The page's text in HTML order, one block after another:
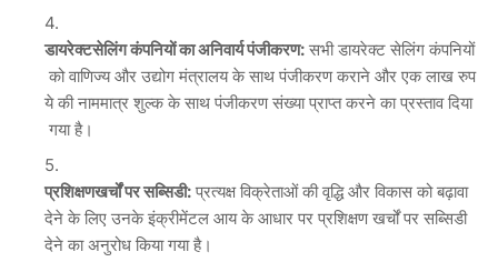
डायरेक्टसेलिंगकंपनियोंकाअनिवार्यपंजीकरण: सभी डायरेक्ट सेलिंग कंपनियों
को वाणिज्य और उद्योग मंत्रालय के साथ पंजीकरण कराने और एक लाख रुप
ये की नाममात्र शुल्क के साथ पंजीकरण संख्या प्राप्त करने का प्रस्ताव दिया
गया है।
प्रशिक्षणखर्चों परसब्सिडी: प्रत्यक्ष विक्रेताओं की वृद्धि और विकास को बढ़ावा
देने के लिए उनके इंक्रीमेंटल आय के आधार पर प्रशिक्षण खर्चों पर सब्सिडी
देने का अनुरोध किया गया है।